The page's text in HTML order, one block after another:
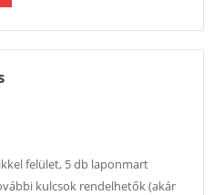
felület, 5 db laponmart
kulcsok rendelhetők (akár